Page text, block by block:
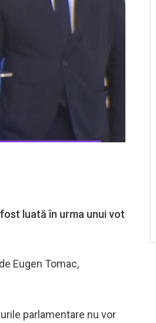
luată în urma unui vot
Eugen Tomac,
parlamentare nu vor